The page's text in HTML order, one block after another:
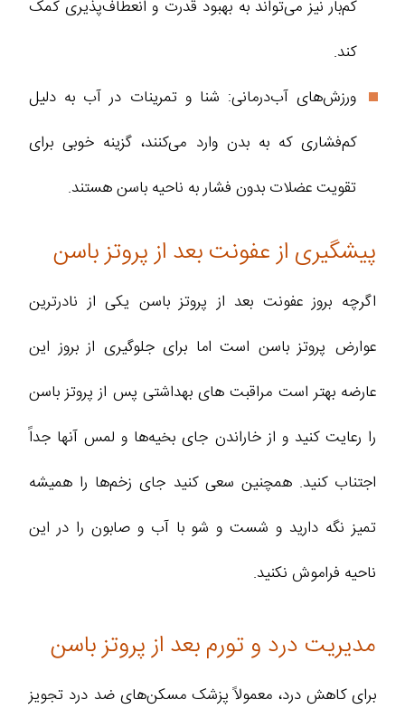
کم‌بار نیز می‌تواند به بهبود قدرت و انعطاف‌پذیری کمک
کند.
ورزش‌های آب‌درمانی: شنا و تمرینات در آب به دلیل
کم‌فشاری که به بدن وارد می‌کنند، گزینه خوبی برای
تقویت عضلات بدون فشار به ناحیه باسن هستند.
پیشگیری از عفونت بعد از پروتز باسن
اگرچه بروز عفونت بعد از پروتز باسن یکی از نادرترین
عوارض پروتز باسن است اما برای جلوگیری از بروز این
عارضه بهتر است مراقبت های بهداشتی پس از پروتز باسن
را رعایت کنید و از خاراندن جای بخیه‌ها و لمس آنها جداً
اجتناب کنید. همچنین سعی کنید جای زخم‌ها را همیشه
تمیز نگه دارید و شست و شو با آب و صابون را در این
ناحیه فراموش نکنید.
مدیریت درد و تورم بعد از پروتز باسن
برای کاهش درد، معمولاً پزشک مسکن‌های ضد درد تجویز